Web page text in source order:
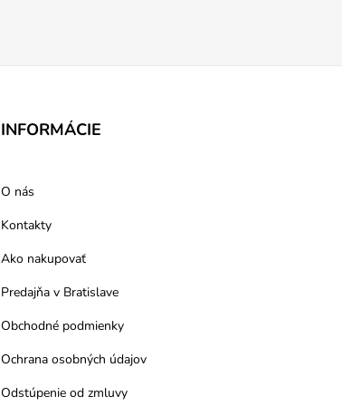
INFORMÁCIE
O nás
Kontakty
Ako nakupovať
Predajňa v Bratislave
Obchodné podmienky
Ochrana osobných údajov
Odstúpenie od zmluvy